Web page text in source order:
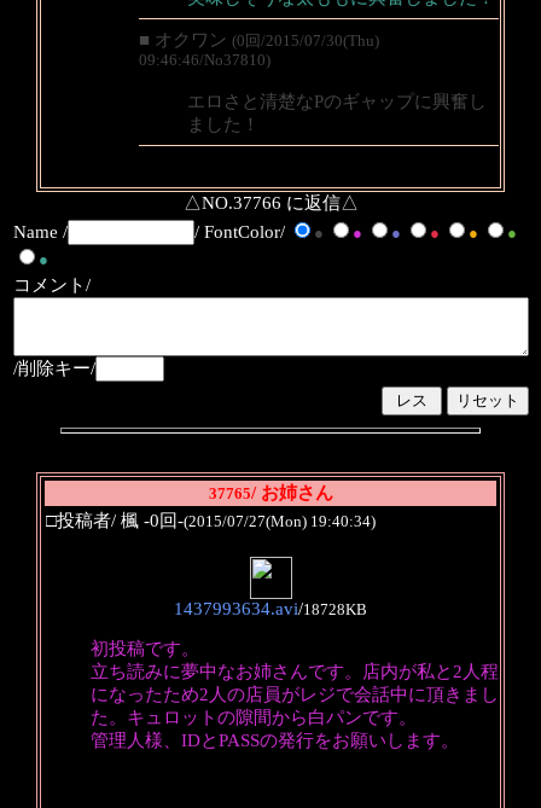
■ オクワン (0回/2015/07/30(Thu)
09:46:46/No37810)
エロさと清楚なPのギャップに興奮し
ました！
△NO.37766 に返信△
Name /
/ FontColor/ ● ● ● ● ●
●
●
コメント/
/削除キー/
37765/ お姉さん
□投稿者/ 楓 -0回-(2015/07/27(Mon) 19:40:34)
1437993634.avi/18728KB
初投稿です。
立ち読みに夢中なお姉さんです。店内が私と2人程
になったため2人の店員がレジで会話中に頂きまし
た。キュロットの隙間から白パンです。
管理人様、IDとPASSの発行をお願いします。